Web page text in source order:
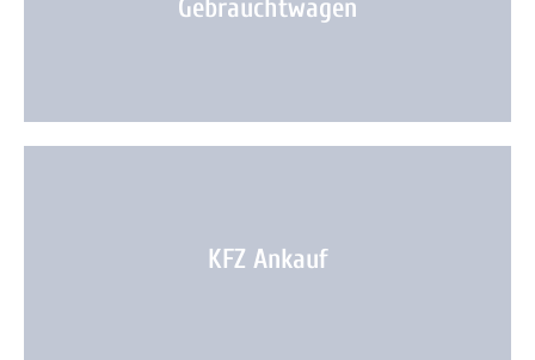
Gebrauchtwagen
KFZ Ankauf